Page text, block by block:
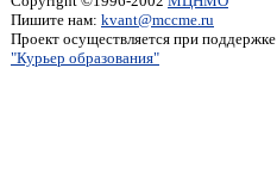
Пишите нам: kvant@mccme.ru
Проект осуществляется при поддержке
"Курьер образования"